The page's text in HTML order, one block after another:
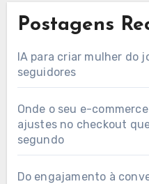
Postagens
IA para criar mulher do
seguidores
Onde o seu e-
ajustes no checkout
segundo
Do engajamento à